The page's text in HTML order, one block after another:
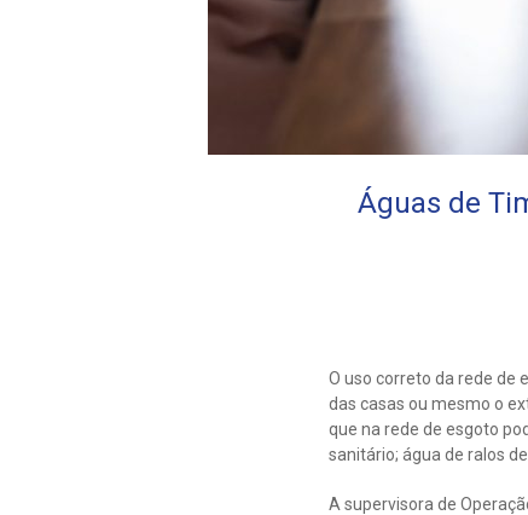
Águas de
O uso correto da rede de
das casas ou mesmo o
que na rede de esgoto
sanitário; água de ralos
A supervisora de